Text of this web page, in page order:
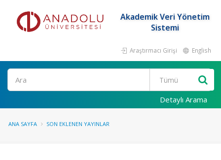
Akademik Veri Yönetim
Sistemi
Araştırmacı Girişi English
Ara
Detaylı Arama
ANA SAYFA SON EKLENEN YAYINLAR